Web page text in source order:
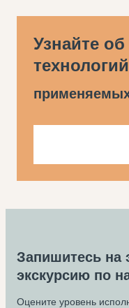
Узнайте
технологий
Запишитесь на
экскурсию по
Оцените уровень